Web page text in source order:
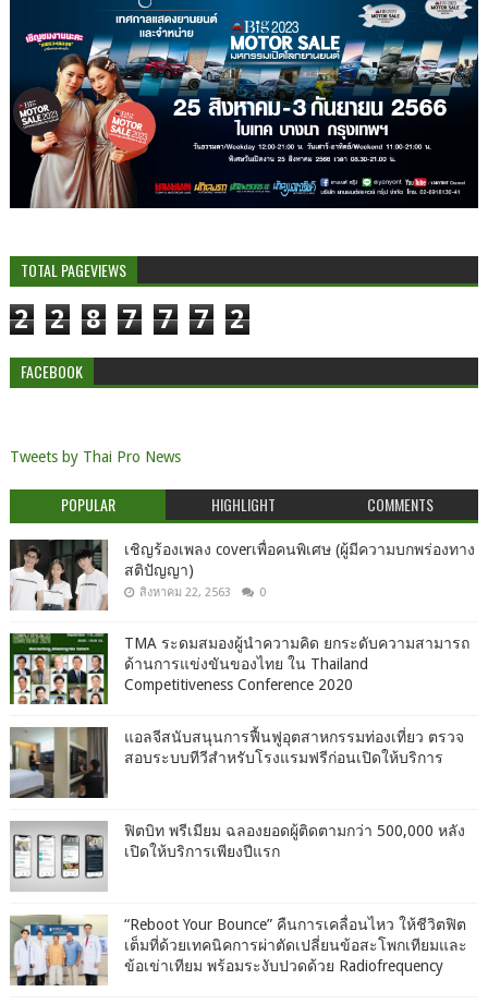
TOTAL PAGEVIEWS
2 2 8 7 7 7 2
FACEBOOK
Tweets by Thai Pro News
POPULAR HIGHLIGHT COMMENTS
เชิญร้องเพลง coverเพื่อคนพิเศษ (ผู้มีความบกพร่องทาง
สติปัญญา)
สิงหาคม 22, 2563 0
TMA ระดมสมองผู้นำความคิด ยกระดับความสามารถ
ด้านการแข่งขันของไทย ใน Thailand
Competitiveness Conference 2020
แอลจีสนับสนุนการฟื้นฟูอุตสาหกรรมท่องเที่ยว ตรวจ
สอบระบบทีวีสำหรับโรงแรมฟรีก่อนเปิดให้บริการ
ฟิตบิท พรีเมียม ฉลองยอดผู้ติดตามกว่า 500,000 หลัง
เปิดให้บริการเพียงปีแรก
“Reboot Your Bounce” คืนการเคลื่อนไหว ให้ชีวิตฟิต
เต็มที่ด้วยเทคนิคการผ่าตัดเปลี่ยนข้อสะโพกเทียมและ
ข้อเข่าเทียม พร้อมระงับปวดด้วย Radiofrequency